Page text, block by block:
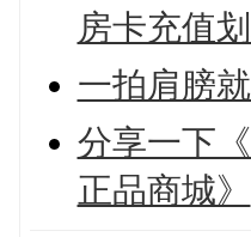
房卡充值
一拍肩膀
分享一下
正品商城》